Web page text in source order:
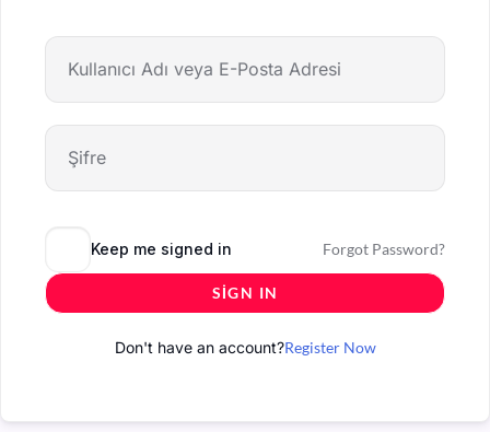
Keep me signed in Forgot Password?
SIGN IN
Don't have an account?Register Now